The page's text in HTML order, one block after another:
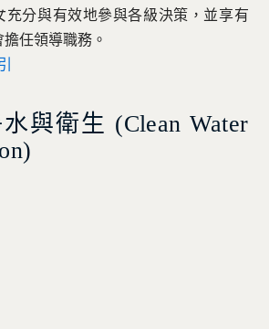
充分與有效地參與各級決策，並享有
任領導職務。
與衛生 (Clean Water